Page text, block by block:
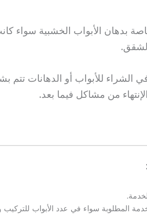
بدهان الأبواب الخشبية سواء
للأبواب أو الدهانات تتم
من مشاكل فيما بعد.
المطلوبة سواء في عدد الأبواب للتركيب